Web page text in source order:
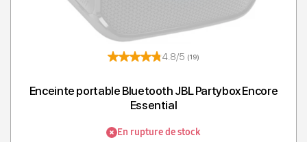
4.8/5 (19)
Enceinte portable Bluetooth JBL Partybox Encore
Essential
En rupture de stock